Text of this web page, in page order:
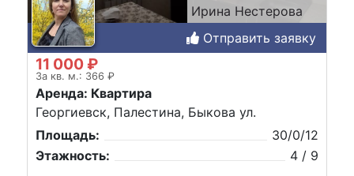
Ирина Нестерова
Отправить заявку
11 000 ₽
За кв. м.: 366 ₽
Аренда: Квартира
Георгиевск, Палестина, Быкова ул.
Площадь:
30/0/12
Этажность:
4 / 9